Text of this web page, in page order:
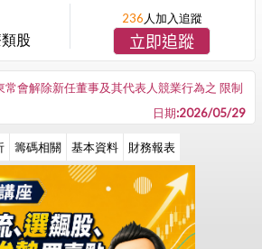
股
236 人加入追蹤
立即追蹤
會解除新任董事及其代表人競業行為之 限制
日期:2026/05/29
籌碼相關 基本資料 財務報表